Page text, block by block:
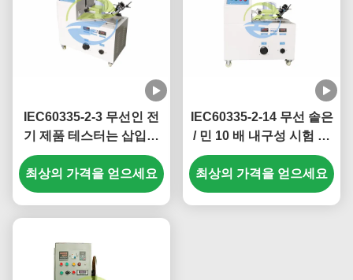
IEC60335-2-3 무선인 전
기 제품 테스터는 삽입물
을 다림질하고, / 민 10 배
내구성 시험 장치를 철회
합니다
최상의 가격을 얻으세요
IEC60335-2-14 무선 솥은
/ 민 10 배 내구성 시험 장
치를 삽입하고 철회합니다
최상의 가격을 얻으세요